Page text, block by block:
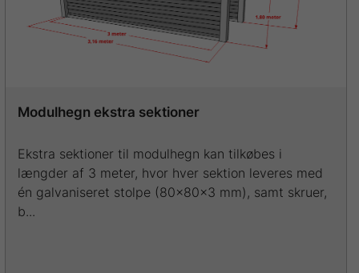
Modulhegn ekstra sektioner
Ekstra sektioner til modulhegn kan tilkøbes i
længder af 3 meter, hvor hver sektion leveres med
én galvaniseret stolpe (80x80x3 mm), samt skruer,
b...